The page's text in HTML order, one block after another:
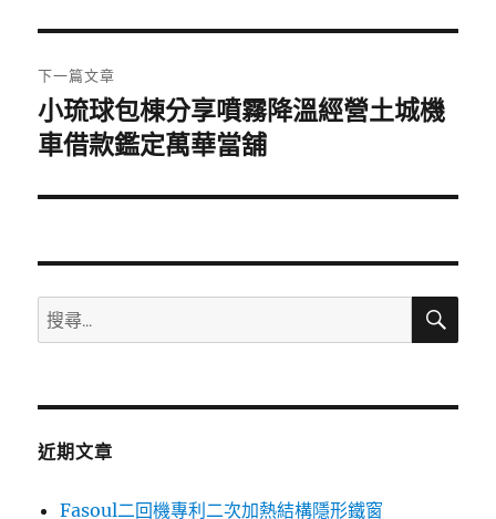
覽
文
章:
下一篇文章
下
一
文
小琉球包棟分享噴霧降溫經營土城機
車借款鑑定萬華當舖
搜
尋
鍵
搜
近期文章
Fasoul二回機專利二次加熱結構隱形鐵窗